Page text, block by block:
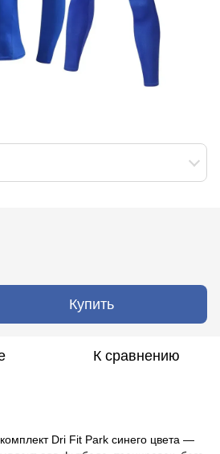
Купить
К сравнению
Dri Fit Park синего цвета —